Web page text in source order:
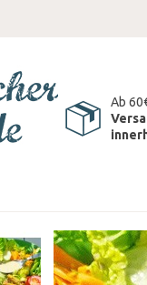
Ab